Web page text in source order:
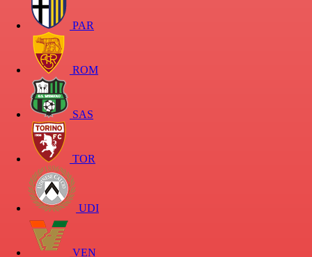
PAR
ROM
SAS
TOR
UDI
VEN